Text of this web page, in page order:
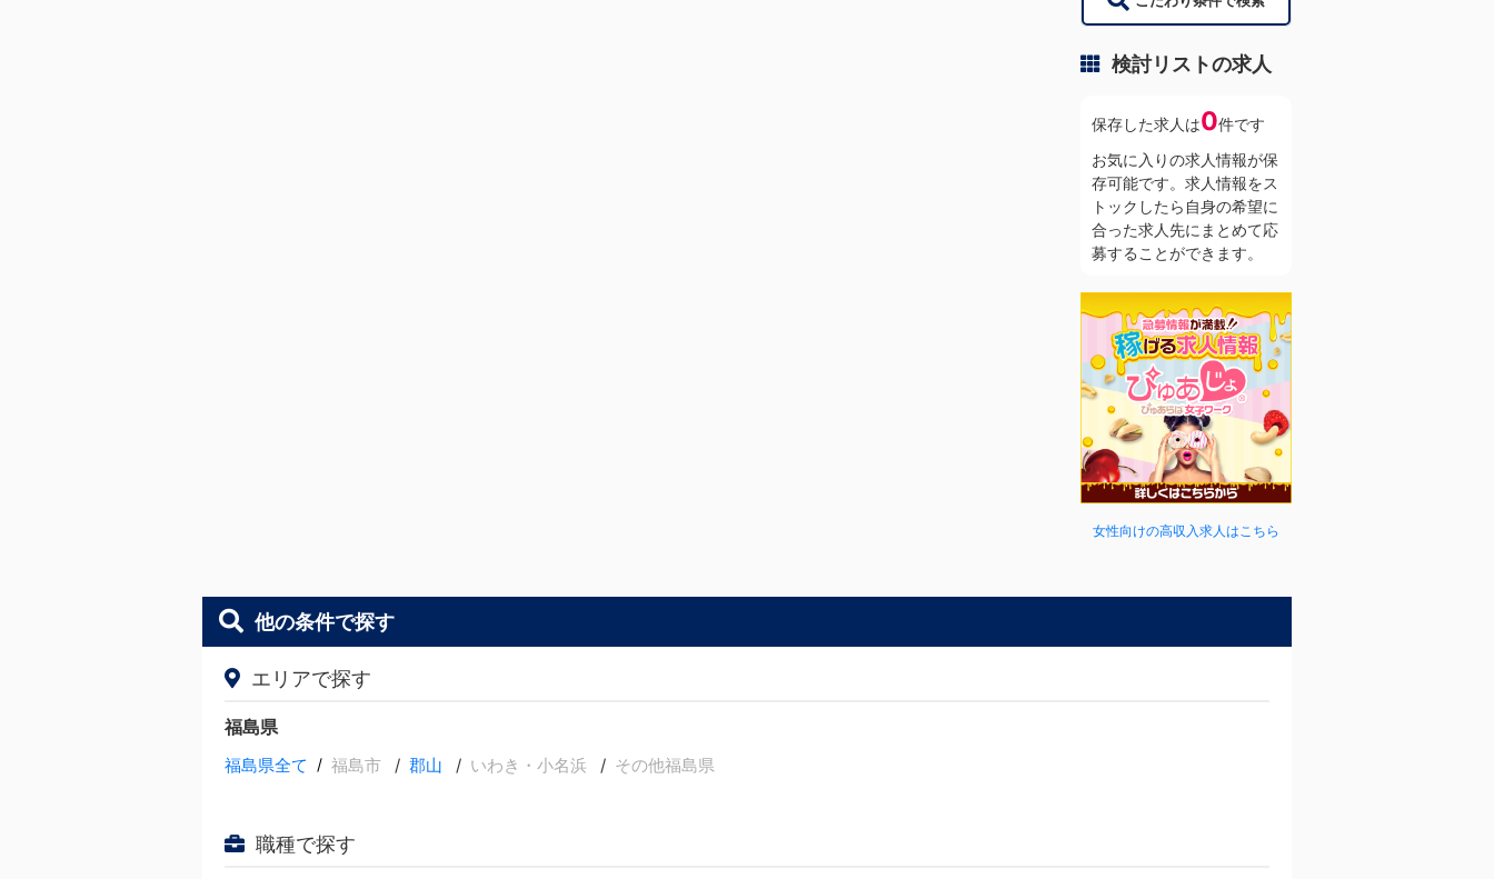
検討リストの求人
保存した求人は0件です
お気に入りの求人情報が保
存可能です。求人情報をス
トックしたら自身の希望に
合った求人先にまとめて応
募することができます。
女性向けの高収入求人はこちら
他の条件で探す
エリアで探す
福島県
福島県全て / 福島市 郡山 いわき・小名浜 その他福島県
職種で探す